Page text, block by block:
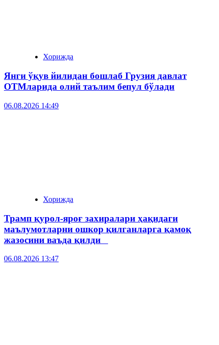
Хорижда
Янги ўқув йилидан бошлаб Грузия давлат
ОТМларида олий таълим бепул бўлади
06.08.2026 14:49
Хорижда
Трамп қурол-яроғ захиралари ҳақидаги
маълумотларни ошкор қилганларга қамоқ
жазосини ваъда қилди
06.08.2026 13:47